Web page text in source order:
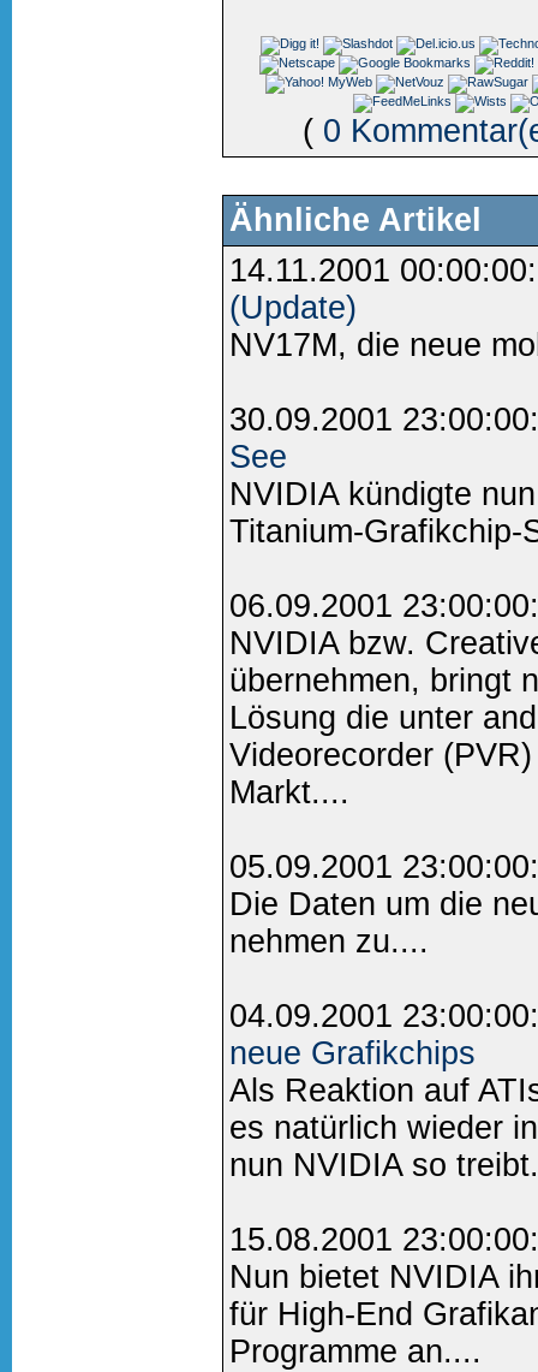
( 0
Ähnliche Artikel
14.11.2001
(Update)
NV17M, die neue
30.09.2001
See
NVIDIA kündigte
Titanium-Grafikchip-
06.09.2001
NVIDIA bzw.
übernehmen, bringt
Lösung die unter
Videorecorder
Markt....
05.09.2001
Die Daten um die
nehmen zu....
04.09.2001
neue Grafikchips
Als Reaktion auf
es natürlich wieder
nun NVIDIA so
15.08.2001
Nun bietet NVIDIA
für High-End
Programme an....